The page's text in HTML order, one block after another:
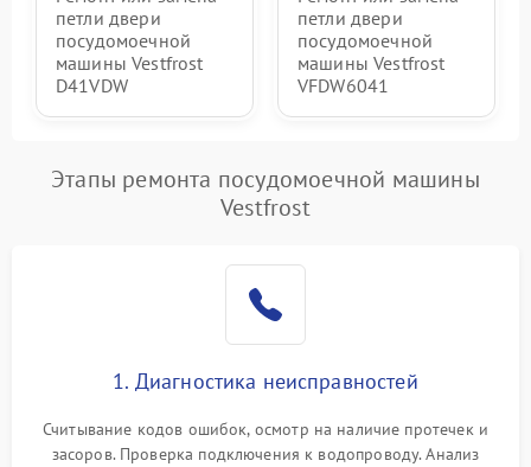
петли двери
посудомоечной
машины Vestfrost
D41VDW
петли двери
посудомоечной
машины Vestfrost
VFDW6041
Этапы ремонта посудомоечной машины
Vestfrost
1. Диагностика неисправностей
Считывание кодов ошибок, осмотр на наличие протечек и
засоров. Проверка подключения к водопроводу. Анализ